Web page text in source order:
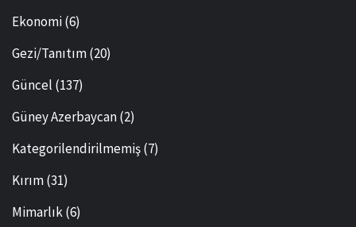
Ekonomi(6)
Gezi/Tanıtım(20)
Güncel (137)
Güney Azerbaycan(2)
Kategorilendirilmemiş(7)
Kırım(31)
Mimarlık(6)